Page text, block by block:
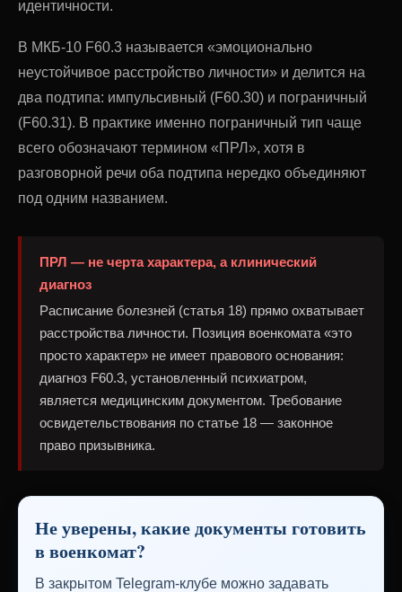
идентичности.
В МКБ-10 F60.3 называется «эмоционально
неустойчивое расстройство личности» и делится на
два подтипа: импульсивный (F60.30) и пограничный
(F60.31). В практике именно пограничный тип чаще
всего обозначают термином «ПРЛ», хотя в
разговорной речи оба подтипа нередко объединяют
под одним названием.
ПРЛ — не черта характера, а клинический
диагноз
Расписание болезней (статья 18) прямо охватывает
расстройства личности. Позиция военкомата «это
просто характер» не имеет правового основания:
диагноз F60.3, установленный психиатром,
является медицинским документом. Требование
освидетельствования по статье 18 — законное
право призывника.
Не уверены, какие документы готовить
в военкомат?
В закрытом Telegram-клубе можно задавать